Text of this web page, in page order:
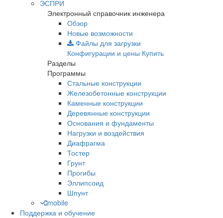
ЭСПРИ
Электронный справочник инженера
Обзор
Новые возможности
Файлы для загрузки
Конфигурации и цены Купить
Разделы
Программы
Стальные конструкции
Железобетонные конструкции
Каменные конструкции
Деревянные конструкции
Основания и фундаменты
Нагрузки и воздействия
Диафрагма
Тостер
Грунт
Прогибы
Эллипсоид
Шпунт
mobile
Поддержка и обучение